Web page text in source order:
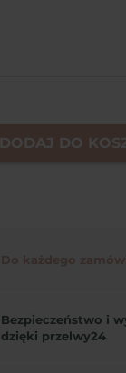
DODAJ DO
Do każdego
Bezpieczeństwo i
dzięki przelwy24